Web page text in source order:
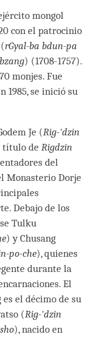
mongol
con el patrocinio
rGyal-ba bdun-pa
) (1708-1757).
monjes. Fue
1985, se inició su
Je (Rig-'dzin
título de Rigdzin
del
Monasterio Dorje
Debajo de los
Tulku
) y Chusang
po-che), quienes
durante la
El
el décimo de su
(Rig-'dzin
), nacido en